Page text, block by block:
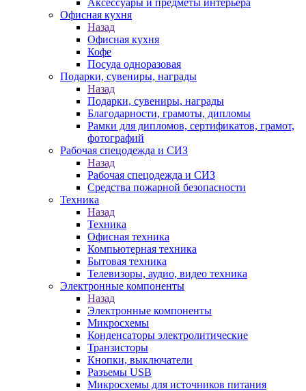
Аксессуары и предметы интерьера
Офисная кухня
Назад
Офисная кухня
Кофе
Посуда одноразовая
Подарки, сувениры, награды
Назад
Подарки, сувениры, награды
Благодарности, грамоты, дипломы
Рамки для дипломов, сертификатов, грамот,
фотографий
Рабочая спецодежда и СИЗ
Назад
Рабочая спецодежда и СИЗ
Средства пожарной безопасности
Техника
Назад
Техника
Офисная техника
Компьютерная техника
Бытовая техника
Телевизоры, аудио, видео техника
Электронные компоненты
Назад
Электронные компоненты
Микросхемы
Конденсаторы электролитические
Транзисторы
Кнопки, выключатели
Разъемы USB
Микросхемы для источников питания